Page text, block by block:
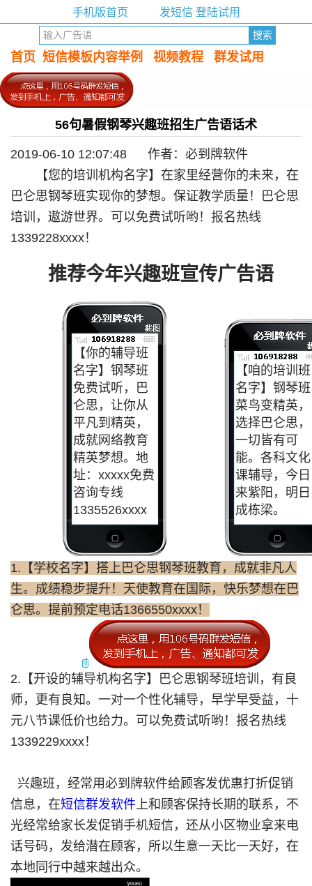
手机版首页 发短信 登陆试用
首页 短信模板内容举例 视频教程 群发试用
56句暑假钢琴兴趣班招生广告语话术
2019-06-10 12:07:48 作者：必到牌软件
【您的培训机构名字】在家里经营你的未来，在
巴仑思钢琴班实现你的梦想。保证教学质量！巴仑思
培训，遨游世界。可以免费试听哟！报名热线
1339228xxxx！
推荐今年兴趣班宣传广告语
【你的辅导班
名字】钢琴班
免费试听，巴
仑思，让你从
平凡到精英，
成就网络教育
精英梦想。地
址：xxxxx免费
咨询专线
1335526xxxx
【咱的培训班
名字】钢琴班
菜鸟变精英，
选择巴仑思，
一切皆有可
能。各科文化
课辅导，今日
来紫阳，明日
成栋梁。
1.【学校名字】搭上巴仑思钢琴班教育，成就非凡人
生。成绩稳步提升！天使教育在国际，快乐梦想在巴
仑思。提前预定电话1366550xxxx！
2.【开设的辅导机构名字】巴仑思钢琴班培训，有良
师，更有良知。一对一个性化辅导，早学早受益，十
元八节课低价也给力。可以免费试听哟！报名热线
1339229xxxx！
兴趣班，经常用必到牌软件给顾客发优惠打折促销
信息，在短信群发软件上和顾客保持长期的联系，不
光经常给家长发促销手机短信，还从小区物业拿来电
话号码，发给潜在顾客，所以生意一天比一天好，在
本地同行中越来越出众。